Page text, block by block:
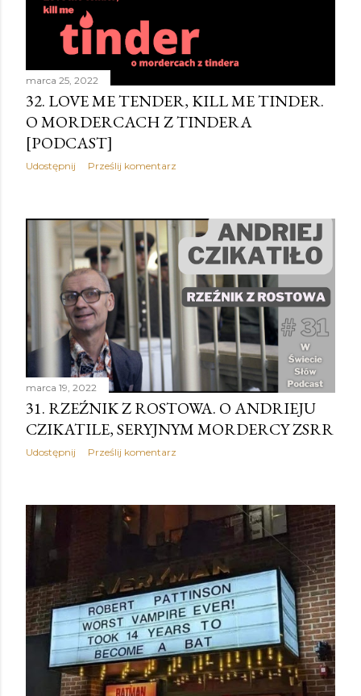
marca 25, 2022
32. LOVE ME TENDER, KILL ME TINDER.
O MORDERCACH Z TINDERA
[PODCAST]
Udostępnij Prześlij komentarz
marca 19, 2022
31. RZEŹNIK Z ROSTOWA. O ANDRIEJU
CZIKATILE, SERYJNYM MORDERCY ZSRR
Udostępnij Prześlij komentarz